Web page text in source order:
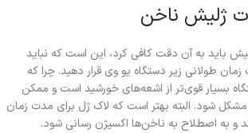
ژلیش ناخن
باید به آن دقت کافی کرد، این است که نباید
طولانی زیر دستگاه یو وی قرار دهید. چرا که
بسیار قوی‌تر از اشعه‌های خورشید است و ممکن
شود. البته بهتر است که لاک ژل برای مدت زمان
و به اصطلاح به ناخن‌ها اکسیژن رسانی شود.